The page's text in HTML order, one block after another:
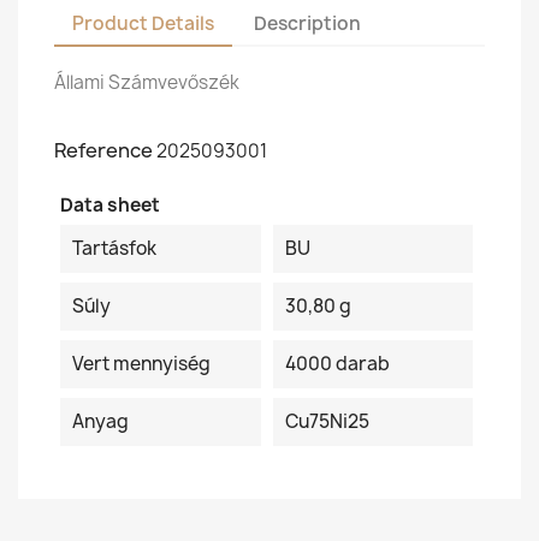
Product Details Description
Állami Számvevőszék
Reference2025093001
Data sheet
Tartásfok
BU
Súly 30,80 g
Vert mennyiség 4000 darab
Anyag Cu75Ni25